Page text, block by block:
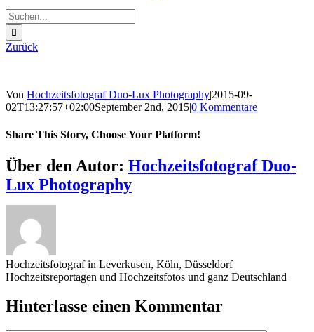
Suche
nach:
Zurück
Von Hochzeitsfotograf Duo-Lux Photography|2015-09-
02T13:27:57+02:00September 2nd, 2015|0 Kommentare
Share This Story, Choose Your Platform!
Sharing_facebook
Sharing_twitter
Sharing_reddit
Über den Autor: Hochzeitsfotograf Duo-
Lux Photography
Hochzeitsfotograf in Leverkusen, Köln, Düsseldorf
Hochzeitsreportagen und Hochzeitsfotos und ganz Deutschland
Hinterlasse einen Kommentar